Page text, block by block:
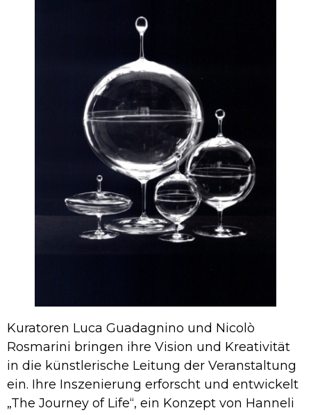
Kuratoren Luca Guadagnino und Nicolò
Rosmarini bringen ihre Vision und Kreativität
in die künstlerische Leitung der Veranstaltung
ein. Ihre Inszenierung erforscht und entwickelt
„The Journey of Life“, ein Konzept von Hanneli